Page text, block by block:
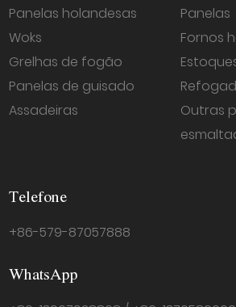
Panelas holandesas
Woks
Grelhas de fogão
Panelas de guisado
Assadeiras
Panelas
Fornos
Outras
Telefone
+86-579-87057888
WhatsApp